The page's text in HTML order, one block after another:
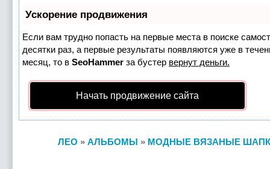
Ускорение продвижения
Если вам трудно попасть на первые места в поиске
десятки раз, а первые результаты появляются уже в
месяц, то в SeoHammer за бустер вернут деньги.
Начать продвижение сайта
ЛЕО » АЛЬБОМЫ » МОДНЫЕ ВЯЗАНЫЕ ШАПКИ